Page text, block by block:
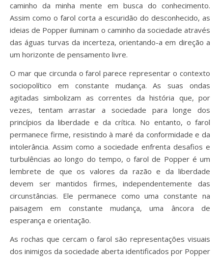
caminho da minha mente em busca do conhecimento.
Assim como o farol corta a escuridão do desconhecido, as
ideias de Popper iluminam o caminho da sociedade através
das águas turvas da incerteza, orientando-a em direção a
um horizonte de pensamento livre.
O mar que circunda o farol parece representar o contexto
sociopolítico em constante mudança. As suas ondas
agitadas simbolizam as correntes da história que, por
vezes, tentam arrastar a sociedade para longe dos
princípios da liberdade e da crítica. No entanto, o farol
permanece firme, resistindo à maré da conformidade e da
intolerância. Assim como a sociedade enfrenta desafios e
turbulências ao longo do tempo, o farol de Popper é um
lembrete de que os valores da razão e da liberdade
devem ser mantidos firmes, independentemente das
circunstâncias. Ele permanece como uma constante na
paisagem em constante mudança, uma âncora de
esperança e orientação.
As rochas que cercam o farol são representações visuais
dos inimigos da sociedade aberta identificados por Popper